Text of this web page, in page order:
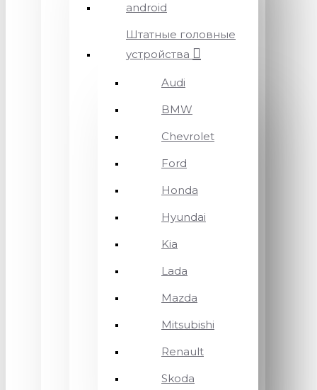
android
Штатные головные
устройства
Audi
BMW
Chevrolet
Ford
Honda
Hyundai
Kia
Lada
Mazda
Mitsubishi
Renault
Skoda